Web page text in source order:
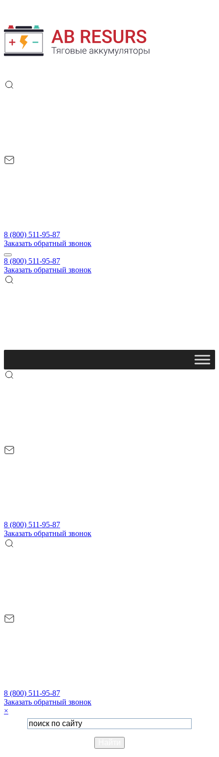
8 (800) 511-95-87
Заказать обратный звонок
8 (800) 511-95-87
Заказать обратный звонок
8 (800) 511-95-87
Заказать обратный звонок
8 (800) 511-95-87
Заказать обратный звонок
×